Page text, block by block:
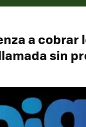
a cobrar
sin